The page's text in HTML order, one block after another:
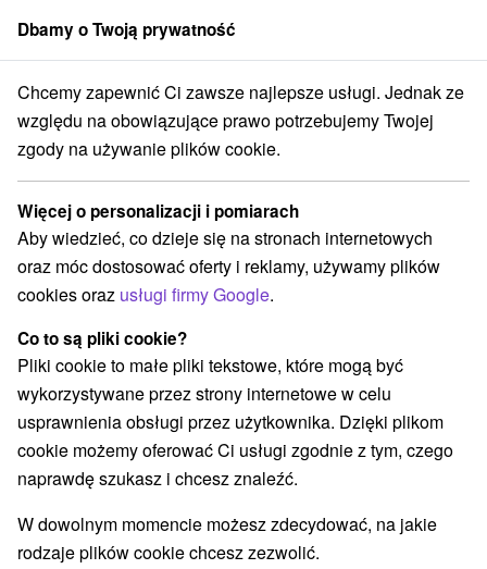
członek grupySorger
Atrakcje na Słowacji Pola golfowe Strážovské vrchy
Pola golfowe Strážovské vrchy
Kategorie
Wszystkie kategorie
Areny laserowe i paintball (1)
Túry a turistické chodníky (1) Tory gokartowe
Pola golfowe Źródła
Parki miejskie i zamkowe(1)
Obiekty architektoniczne(1) Miejsca sakralne(3)
Zamki(1) Chaty górskie(1) Skanseny (2)
Jazda konna(1) Sporty(1) Zamki, pałace, ruiny (6)
Wieże obserwacyjne i chodniki(4)
Jeziora, jeziora, zbiorniki wodne
Ośrodki i miasteczka dziecięce(3)
Aquaparki, baseny(6) Wodospady(1)
Dbamy o Twoją prywatność
Chcemy zapewnić Ci zawsze najlepsze usługi. Jednak ze
względu na obowiązujące prawo potrzebujemy Twojej
zgody na używanie plików cookie.
Więcej o personalizacji i pomiarach
Aby wiedzieć, co dzieje się na stronach internetowych
oraz móc dostosować oferty i reklamy, używamy plików
cookies oraz usługi firmy Google.
Co to są pliki cookie?
Pliki cookie to małe pliki tekstowe, które mogą być
wykorzystywane przez strony internetowe w celu
usprawnienia obsługi przez użytkownika. Dzięki plikom
cookie możemy oferować Ci usługi zgodnie z tym, czego
naprawdę szukasz i chcesz znaleźć.
W dowolnym momencie możesz zdecydować, na jakie
rodzaje plików cookie chcesz zezwolić.